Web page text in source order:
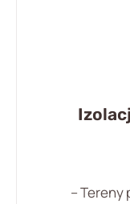
– Tereny